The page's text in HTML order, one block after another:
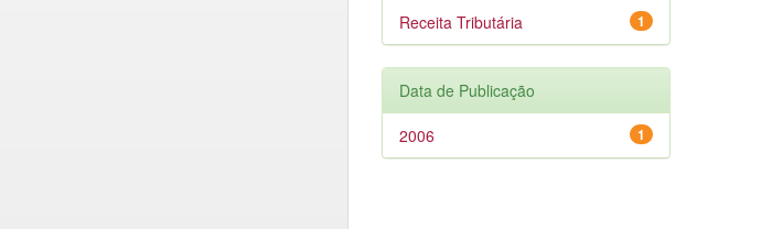
1
Receita Tributária
Data de Publicação
1
2006